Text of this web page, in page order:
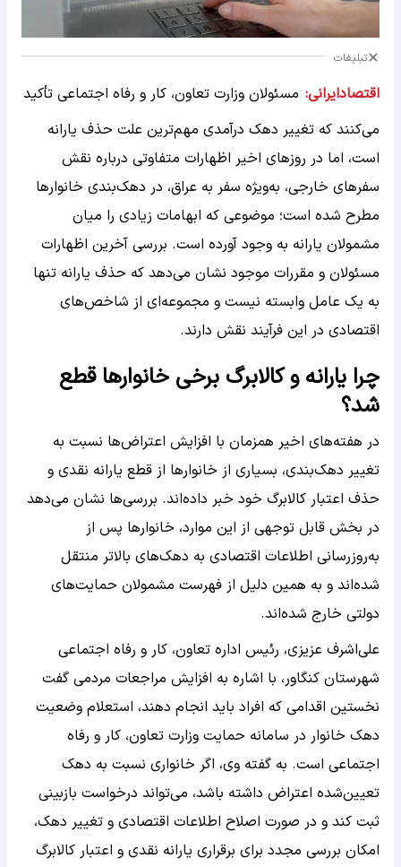
تبلیغات
اقتصادایرانی: مسئولان وزارت تعاون، کار و رفاه اجتماعی تأکید
می‌کنند که تغییر دهک درآمدی مهم‌ترین علت حذف یارانه
است، اما در روزهای اخیر اظهارات متفاوتی درباره نقش
سفرهای خارجی، به‌ویژه سفر به عراق، در دهک‌بندی خانوارها
مطرح شده است؛ موضوعی که ابهامات زیادی را میان
مشمولان یارانه به وجود آورده است. بررسی آخرین اظهارات
مسئولان و مقررات موجود نشان می‌دهد که حذف یارانه تنها
به یک عامل وابسته نیست و مجموعه‌ای از شاخص‌های
اقتصادی در این فرآیند نقش دارند.
چرا یارانه و کالابرگ برخی خانوارها قطع
شد؟
در هفته‌های اخیر همزمان با افزایش اعتراض‌ها نسبت به
تغییر دهک‌بندی، بسیاری از خانوارها از قطع یارانه نقدی و
حذف اعتبار کالابرگ خود خبر داده‌اند. بررسی‌ها نشان می‌دهد
در بخش قابل توجهی از این موارد، خانوارها پس از
به‌روزرسانی اطلاعات اقتصادی به دهک‌های بالاتر منتقل
شده‌اند و به همین دلیل از فهرست مشمولان حمایت‌های
دولتی خارج شده‌اند.
علی‌اشرف عزیزی، رئیس اداره تعاون، کار و رفاه اجتماعی
شهرستان کنگاور، با اشاره به افزایش مراجعات مردمی گفت
نخستین اقدامی که افراد باید انجام دهند، استعلام وضعیت
دهک خانوار در سامانه حمایت وزارت تعاون، کار و رفاه
اجتماعی است. به گفته وی، اگر خانواری نسبت به دهک
تعیین‌شده اعتراض داشته باشد، می‌تواند درخواست بازبینی
ثبت کند و در صورت اصلاح اطلاعات اقتصادی و تغییر دهک،
امکان بررسی مجدد برای برقراری یارانه نقدی و اعتبار کالابرگ